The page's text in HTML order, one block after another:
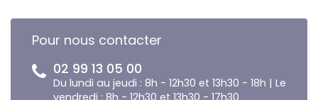
Pour nous contacter
02 99 13 05 00
Du lundi au jeudi : 8h - 12h30 et 13h30 - 18h | Le
vendredi : 8h - 12h30 et 13h30 - 17h30